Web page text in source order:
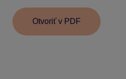
Otvoriť v PDF